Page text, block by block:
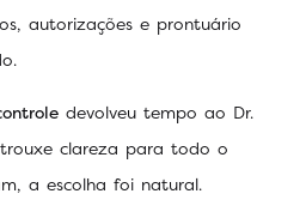
autorizações e prontuário
devolveu tempo ao Dr.
clareza para todo o
a escolha foi natural.